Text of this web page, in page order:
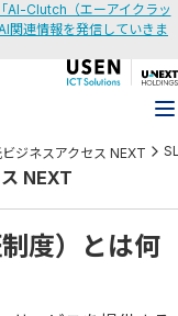
AI-Clutch（エーアイクラッ
関連情報を発信していきま
ビジネスアクセス NEXT
NEXT
度）とは何